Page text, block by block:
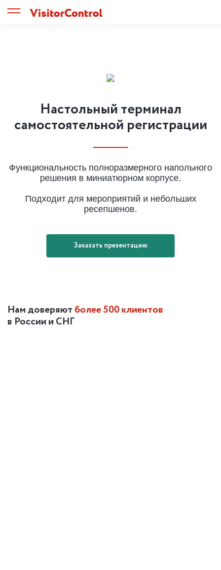
Настольный терминал
самостоятельной регистрации
Функциональность полноразмерного напольного
решения в миниатюрном корпусе.
Подходит для мероприятий и небольших
ресепшенов.
Заказать презентацию
Нам доверяют более 500 клиентов
в России и СНГ